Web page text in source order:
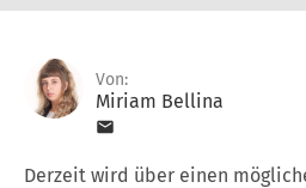
Von:
Miriam Bellina
Derzeit wird über einen